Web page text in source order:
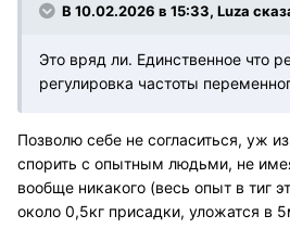
В 10.02.2026 в 15:33, Luza
Это вряд ли. Единственное что
регулировка частоты
Позволю себе не согласиться, уж
спорить с опытным людьми, не
вообще никакого (весь опыт в тиг
около 0,5кг присадки, уложатся в